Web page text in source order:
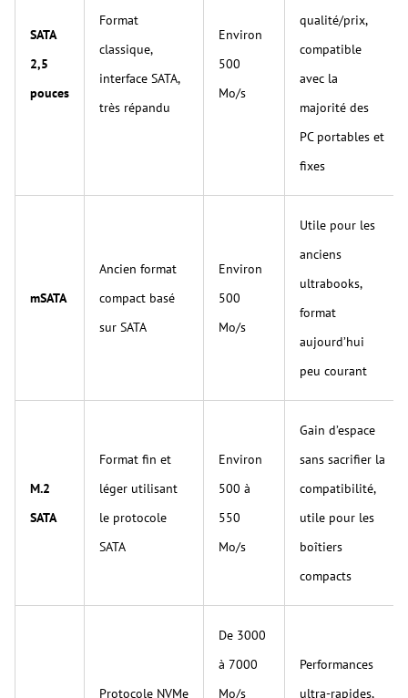
SATA
2,5
pouces
Format
classique,
interface SATA,
très répandu
Environ
500
Mo/s
qualité/prix,
compatible
avec la
majorité des
PC portables et
fixes
mSATA
Ancien format
compact basé
sur SATA
Environ
500
Mo/s
Utile pour les
anciens
ultrabooks,
format
aujourd’hui
peu courant
M.2
SATA
Format fin et
léger utilisant
le protocole
SATA
Environ
500 à
550
Mo/s
Gain d’espace
sans sacrifier la
compatibilité,
utile pour les
boîtiers
compacts
Protocole NVMe
De 3000
à 7000
Mo/s
Performances
ultra-rapides,